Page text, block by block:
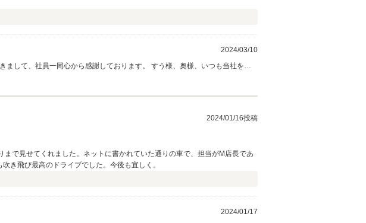
2024/03/10
して、社員一同心から感謝しております。 すう様、奥様、いつも当社をご
2024/01/16投稿
で見せてくれました。ネットに書かれていた通りの車で、担当がM店長であ
き飛び最高のドライブでした。今後も宜しく。
2024/01/17